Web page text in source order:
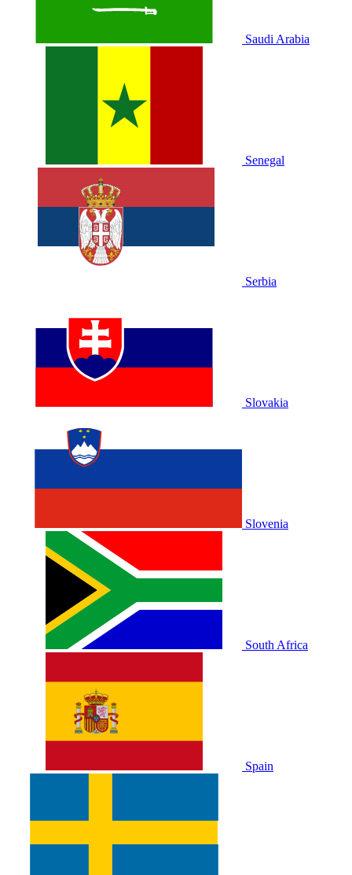
Saudi Arabia
Senegal
Serbia
Slovakia
Slovenia
South Africa
Spain